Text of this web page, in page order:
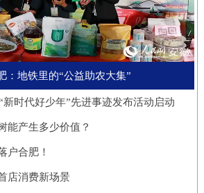
行。在开展正面宣传教育的同
时，该行也注重警示教育，特别
是面向党员领导干部开展“以案
示警、以案为戒、以案促改”专
题教育，着力构建“不敢腐、不
能腐、不想腐”的长效机制，引
态。
成为“战略合作者”，合作模式也
从单纯的“买产品”向“引技术、
促升级”深化。今年安徽交易团
负责组织新兴产业相关单位参会
招商。这一切都服务于一个更精
准的目标：通过进博会，赋能安
徽正在全力发展的重点产业，努
力推动展商变投资商。科技与开
超400万亩。近年来，安徽深入
贯彻落实习近平生态文明思想，
以国有林场改革为契机，通过创
新经营模式、拓展产业维度、深
化联农机制，让昔日“只守青山
的“助推器”、绿色经济的“新引
擎”。 扩绿兴绿护绿 筑牢美丽安
通学院积极布局低空交通发展新
赛道，打造安徽省智慧交通大数
据分析与应用工程实验室等学科
交叉创新平台，联合头部企业开
展低空物流、城市应急等多应用
场景技术攻关。2025年，团
队“基于无人机空天信息的高速
：地铁里的“公益助农大集”
新时代好少年”先进事迹发布活动启动
能产生多少价值？
户合肥！
店消费新场景